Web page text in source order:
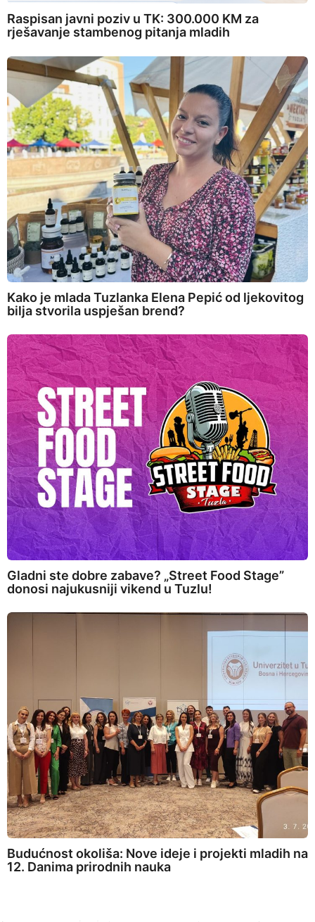
Raspisan javni poziv u TK: 300.000 KM za
rješavanje stambenog pitanja mladih
Kako je mlada Tuzlanka Elena Pepić od ljekovitog
bilja stvorila uspješan brend?
Gladni ste dobre zabave? „Street Food Stage”
donosi najukusniji vikend u Tuzlu!
Budućnost okoliša: Nove ideje i projekti mladih na
12. Danima prirodnih nauka